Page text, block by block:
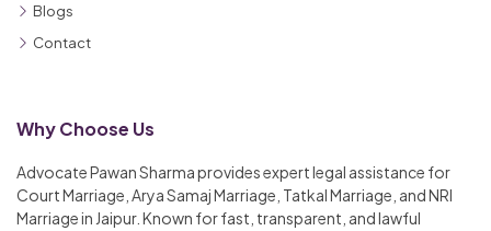
Blogs
Contact
Why Choose Us
Advocate Pawan Sharma provides expert legal assistance for
Court Marriage, Arya Samaj Marriage, Tatkal Marriage, and NRI
Marriage in Jaipur. Known for fast, transparent, and lawful